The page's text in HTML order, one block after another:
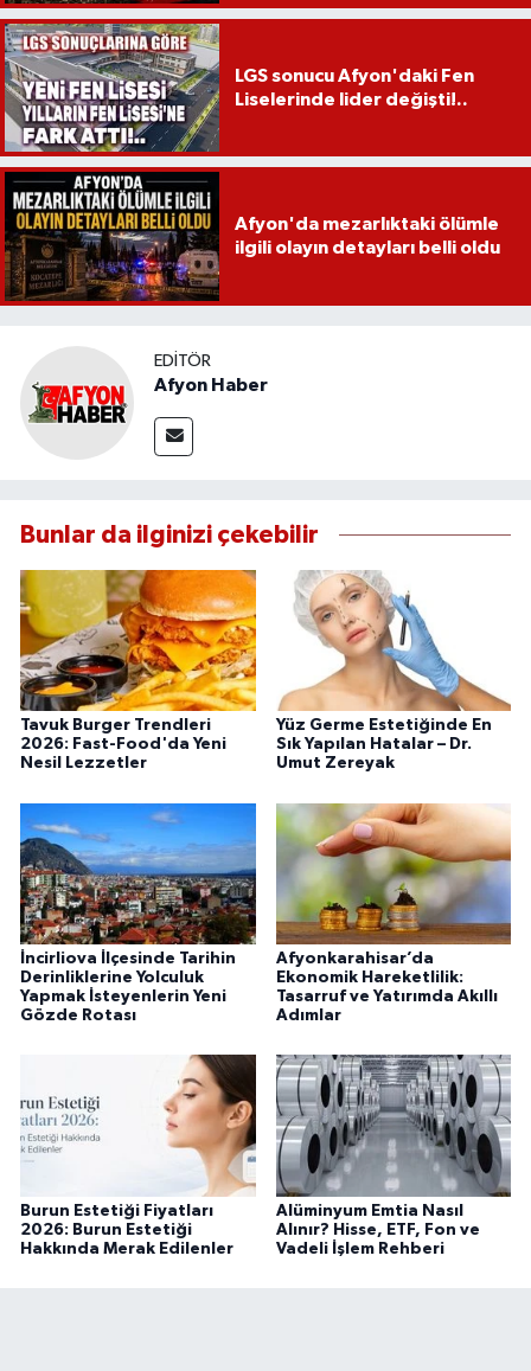
LGS sonucu Afyon'daki Fen
Liselerinde lider değişti!..
Afyon'da mezarlıktaki ölümle
ilgili olayın detayları belli oldu
EDITÖR
Afyon Haber
Bunlar da ilginizi çekebilir
Tavuk Burger Trendleri
2026: Fast-Food'da Yeni
Nesil Lezzetler
Yüz Germe Estetiğinde En
Sık Yapılan Hatalar – Dr.
Umut Zereyak
İncirliova İlçesinde Tarihin
Derinliklerine Yolculuk
Yapmak İsteyenlerin Yeni
Gözde Rotası
Afyonkarahisar’da
Ekonomik Hareketlilik:
Tasarruf ve Yatırımda Akıllı
Adımlar
Burun Estetiği Fiyatları
2026: Burun Estetiği
Hakkında Merak Edilenler
Alüminyum Emtia Nasıl
Alınır? Hisse, ETF, Fon ve
Vadeli İşlem Rehberi